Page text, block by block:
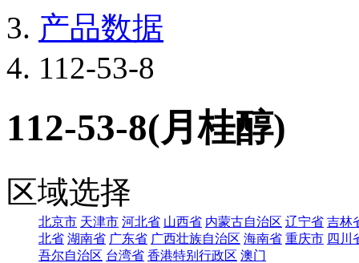
产品数据
112-53-8
112-53-8(月桂醇)
区域选择
北京市 天津市 河北省 山西省 内蒙古自治区 辽宁省 吉林
北省 湖南省 广东省 广西壮族自治区 海南省 重庆市 四川
吾尔自治区 台湾省 香港特别行政区 澳门